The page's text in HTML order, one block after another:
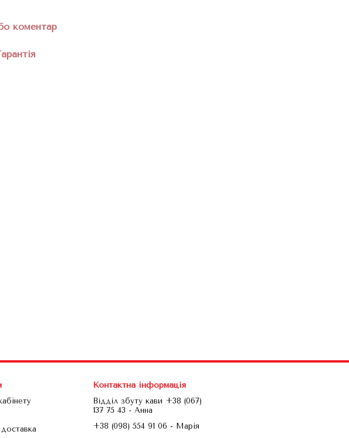
коментар
Контактна інформація
Відділ збуту кави +38 (067)
137 75 43 - Анна
+38 (098) 554 91 06 - Марія